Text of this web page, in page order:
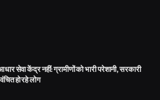
सेवा केंद्र नहीं: ग्रामीणों को भारी परेशानी, सरकारी
हो रहे लोग